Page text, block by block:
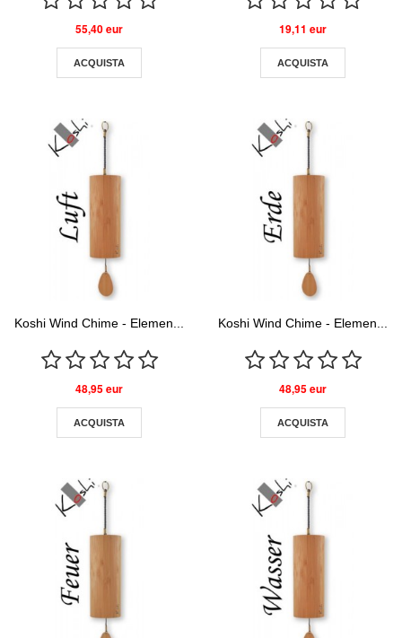
55,40 eur
ACQUISTA
19,11 eur
ACQUISTA
Koshi Wind Chime - Elemen...
48,95 eur
ACQUISTA
Koshi Wind Chime - Elemen...
48,95 eur
ACQUISTA